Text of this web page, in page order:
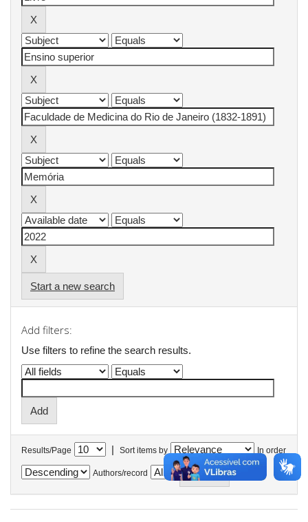
Start a new search
Add filters:
Use filters to refine the search results.
Results/Page | Sort items by In order
Authors/record